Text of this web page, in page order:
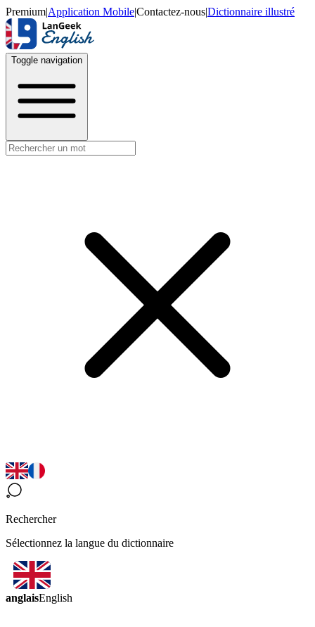
Premium|Application Mobile|Contactez-nous|Dictionnaire illustré
Toggle navigation
Rechercher
Sélectionnez la langue du dictionnaire
anglaisEnglish